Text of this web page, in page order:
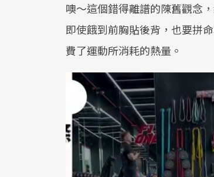
噢～這個錯得離譜的陳舊觀念
即使餓到前胸貼後背，也要拼
費了運動所消耗的熱量。